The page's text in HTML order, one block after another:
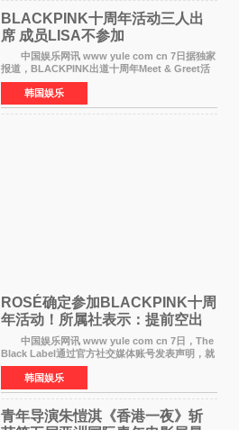
BLACKPINK十周年活动三人出
席 成员LISA不参加
中国娱乐网讯 www yule com cn 7日据独家
报道，BLACKPINK出道十周年Meet & Greet活
动将由智秀、ROS&Eacute;、JENNIE出席，
LISA将缺席。 此前BLACKPINK所属社YG并
未为组合出道十周年做
韩国娱乐
ROSÉ确定参加BLACKPINK十周
年活动！所属社表示：提前空出
了时间
中国娱乐网讯 www yule com cn 7日，The
Black Label通过官方社交媒体账号发表声明，就
近期网络上关于ROS&Eacute;个人行程及是否参
加BLACKPINK出道纪念活动的种种猜测作出正
式回应。 Th
韩国娱乐
青年导演朱愷淇《香港一夜》斩